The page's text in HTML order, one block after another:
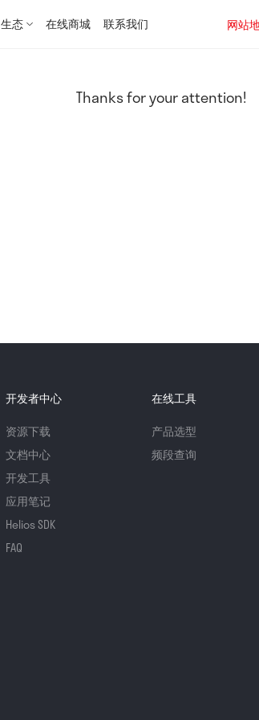
生态 在线商城 联系我们
网站
Thanks for your attention!
开发者中心
资源下载
文档中心
开发工具
应用笔记
Helios SDK
FAQ
在线工具
产品选型
频段查询